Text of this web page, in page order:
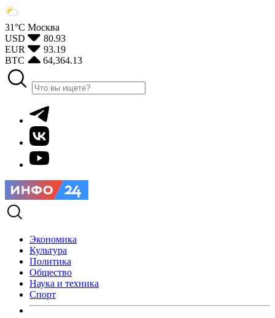
31°С Москва
USD
80.93
EUR
93.19
BTC
64,364.13
Экономика
Культура
Политика
Общество
Наука и техника
Спорт